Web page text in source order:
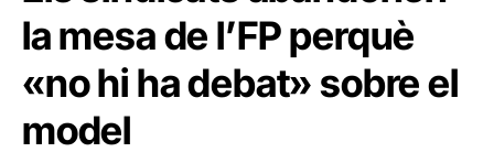
la mesa de l’FP perquè
«no hi ha debat» sobre el
model